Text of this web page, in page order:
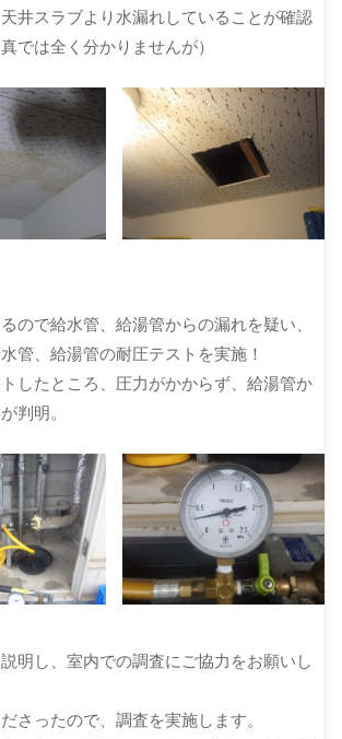
井スラブより水漏れしていることが確認
では全く分かりませんが）
ので給水管、給湯管からの漏れを疑い、
管、給湯管の耐圧テストを実施！
したところ、圧力がかからず、給湯管か
判明。
明し、室内での調査にご協力をお願いし
さったので、調査を実施します。